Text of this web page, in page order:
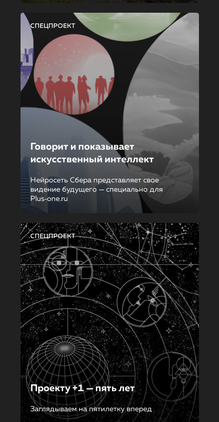
СПЕЦПРОЕКТ
Говорит и показывает
искусственный интеллект
Нейросеть Сбера представляет свое
видение будущего — специально для
Plus‑one.ru
СПЕЦПРОЕКТ
Проекту +1 — пять лет
Заглядываем на пятилетку вперед